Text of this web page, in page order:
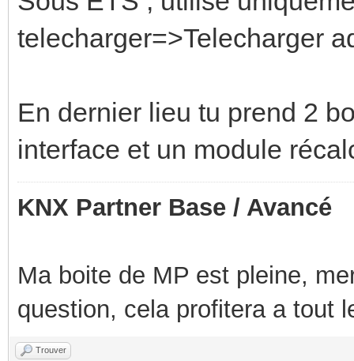
telecharger=>Telecharger
En dernier lieu tu prend 2
interface et un module
KNX Partner Base / Avancé
Ma boite de MP est pleine,
question, cela profitera a tout
Trouver